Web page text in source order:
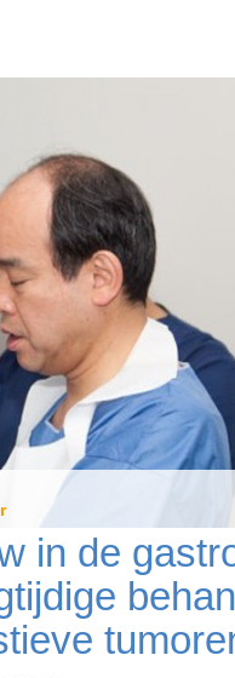
neemt
Generaal
Lotzstraat
in de